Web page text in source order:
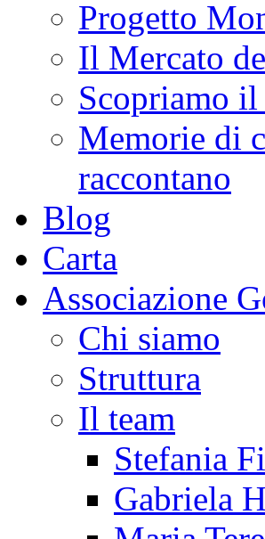
Progetto
Il Mercato
Scopriamo il
Memorie di
raccontano
Blog
Carta
Associazione
Chi siamo
Struttura
Il team
Stefania
Gabriela